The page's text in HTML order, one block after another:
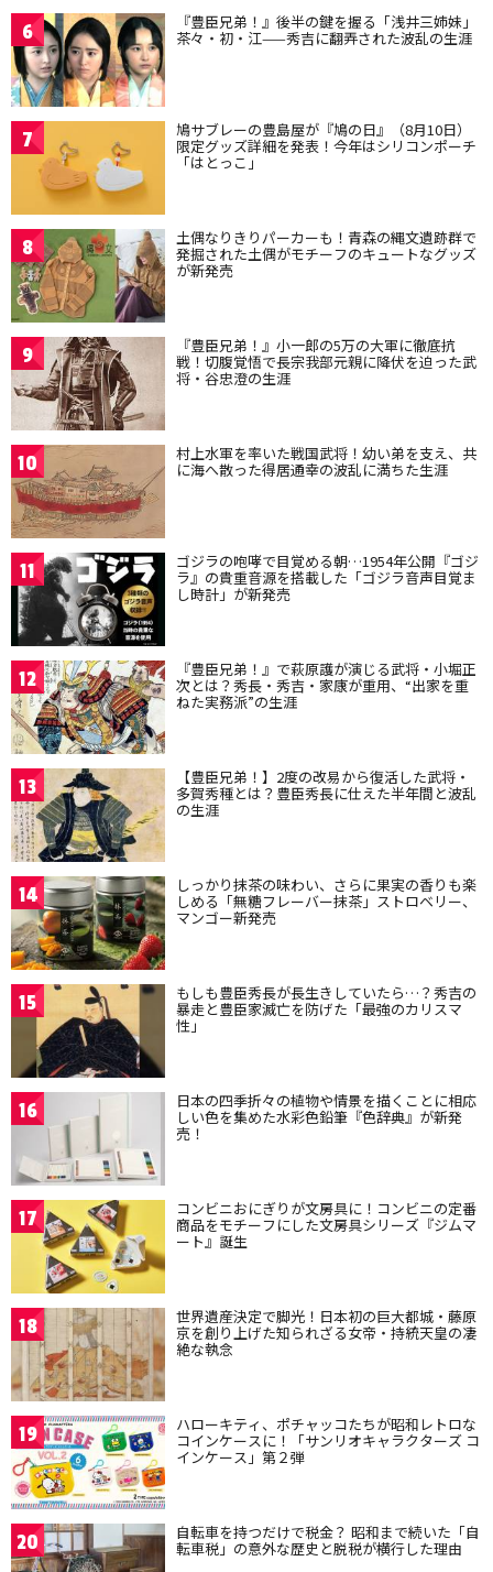
6 『豊臣兄弟！』後半の鍵を握る「浅井三姉妹」
茶々・初・江——秀吉に翻弄された波乱の生涯
7 鳩サブレーの豊島屋が『鳩の日』（8月10日）
限定グッズ詳細を発表！今年はシリコンポーチ
「はとっこ」
8 土偶なりきりパーカーも！青森の縄文遺跡群で
発掘された土偶がモチーフのキュートなグッズ
が新発売
9 『豊臣兄弟！』小一郎の5万の大軍に徹底抗
戦！切腹覚悟で長宗我部元親に降伏を迫った武
将・谷忠澄の生涯
10 村上水軍を率いた戦国武将！幼い弟を支え、共
に海へ散った得居通幸の波乱に満ちた生涯
11 ゴジラの咆哮で目覚める朝…1954年公開『ゴジ
ラ』の貴重音源を搭載した「ゴジラ音声目覚ま
し時計」が新発売
12 『豊臣兄弟！』で萩原護が演じる武将・小堀正
次とは？秀長・秀吉・家康が重用、“出家を重
ねた実務派”の生涯
13 【豊臣兄弟！】2度の改易から復活した武将・
多賀秀種とは？豊臣秀長に仕えた半年間と波乱
の生涯
14 しっかり抹茶の味わい、さらに果実の香りも楽
しめる「無糖フレーバー抹茶」ストロベリー、
マンゴー新発売
15 もしも豊臣秀長が長生きしていたら…？秀吉の
暴走と豊臣家滅亡を防げた「最強のカリスマ
性」
16 日本の四季折々の植物や情景を描くことに相応
しい色を集めた水彩色鉛筆『色辞典』が新発
売！
17 コンビニおにぎりが文房具に！コンビニの定番
商品をモチーフにした文房具シリーズ『ジムマ
ート』誕生
18 世界遺産決定で脚光！日本初の巨大都城・藤原
京を創り上げた知られざる女帝・持統天皇の凄
絶な執念
19 ハローキティ、ポチャッコたちが昭和レトロな
コインケースに！「サンリオキャラクターズ コ
インケース」第２弾
20 自転車を持つだけで税金？ 昭和まで続いた「自
転車税」の意外な歴史と脱税が横行した理由